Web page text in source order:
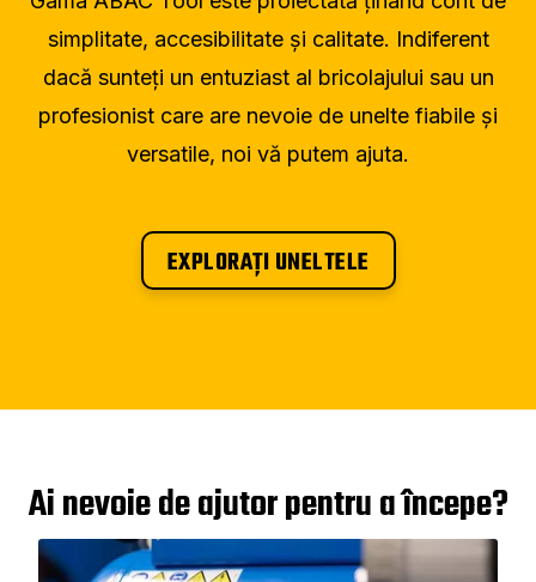
simplitate, accesibilitate și calitate. Indiferent
dacă sunteți un entuziast al bricolajului sau un
profesionist care are nevoie de unelte fiabile și
versatile, noi vă putem ajuta.
EXPLORAȚI UNELTELE
Ai nevoie de ajutor pentru a începe?